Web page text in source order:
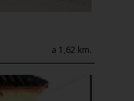
a 1,62 km.